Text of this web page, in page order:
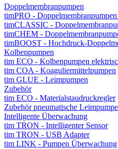
Doppelmembranpumpen
timPRO - Doppelmembranpumpen
timCLASSIC -
timCHEM -
timBOOST - Hochdruck-
Kolbenpumpen
tim ECO - Kolbenpumpen
tim COA - Koaguliermittelpumpen
tim GLUE - Leimpumpen
Zubehör
tim ECO - Materialstaudruckregler
Zubehör pneumatische Leimpumpe
Intelligente Überwachung
tim TRON - Intelligenter Sensor
tim TRON - USB Adapter
tim LINK - Pumpen Überwachung